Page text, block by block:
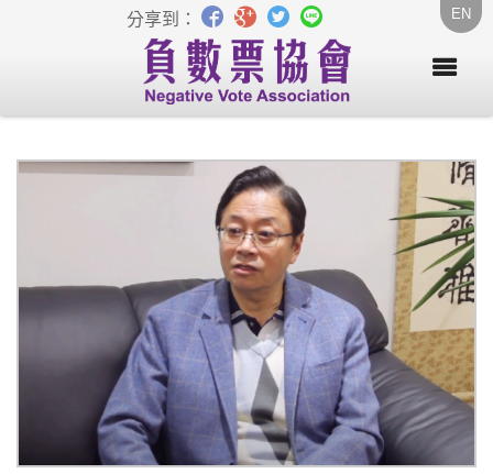
EN
分享到：